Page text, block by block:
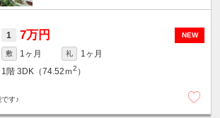
NEW
1 7万円
敷 1ヶ月 礼
1ヶ月
1階 3DK（74.52ｍ2 ）
す♪